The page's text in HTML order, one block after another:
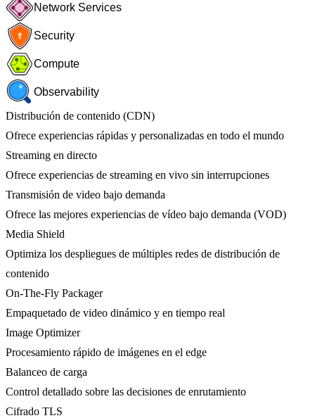
Network Services
Security
Compute
Observability
Distribución de contenido (CDN)
Ofrece experiencias rápidas y personalizadas en todo el mundo
Streaming en directo
Ofrece experiencias de streaming en vivo sin interrupciones
Transmisión de video bajo demanda
Ofrece las mejores experiencias de vídeo bajo demanda (VOD)
Media Shield
Optimiza los despliegues de múltiples redes de distribución de
contenido
On-The-Fly Packager
Empaquetado de video dinámico y en tiempo real
Image Optimizer
Procesamiento rápido de imágenes en el edge
Balanceo de carga
Control detallado sobre las decisiones de enrutamiento
Cifrado TLS